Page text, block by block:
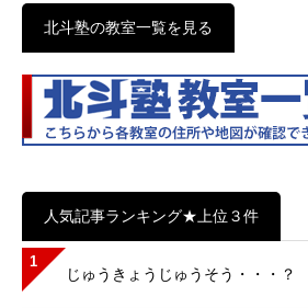
北斗塾の教室一覧を見る
人気記事ランキング★上位３件
1
じゅうきょうじゅうそう・・・？